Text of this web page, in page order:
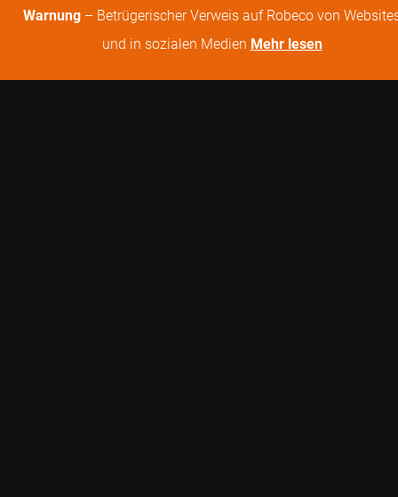
Warnung – Betrügerischer Verweis auf Robeco von
und in sozialen Medien Mehr lesen